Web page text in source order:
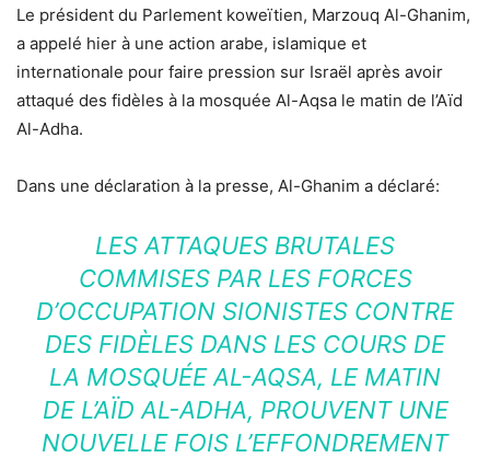
Le président du Parlement koweïtien, Marzouq Al-Ghanim,
a appelé hier à une action arabe, islamique et
internationale pour faire pression sur Israël après avoir
attaqué des fidèles à la mosquée Al-Aqsa le matin de l’Aïd
Al-Adha.
Dans une déclaration à la presse, Al-Ghanim a déclaré:
LES ATTAQUES BRUTALES
COMMISES PAR LES FORCES
D’OCCUPATION SIONISTES CONTRE
DES FIDÈLES DANS LES COURS DE
LA MOSQUÉE AL-AQSA, LE MATIN
DE L’AÏD AL-ADHA, PROUVENT UNE
NOUVELLE FOIS L’EFFONDREMENT